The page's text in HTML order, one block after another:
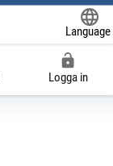
Language
Logga in